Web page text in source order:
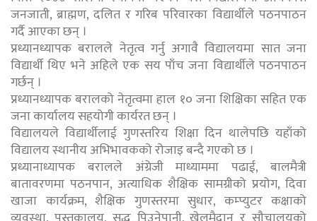
जनजाती, ब्राह्मण, दलित र गरिब परिवारका विद्यार्थीले पठनपाठन
गर्दै आएका छन् ।
प्रध्यानध्यापक बरालले नेतृत्व गर्नु अगावै विद्यालयमा सात जना
विद्यार्थी थिए भने अहिले एक सय पाँच जना विद्यार्थीले पठनपाठन
गर्छन् ।
प्रध्यानध्यापक बरालको नेतृत्वमा हाल १० जना शिक्षिका सहित एक
जना कार्यालय सहयोगी कार्यरत छन् ।
विद्यालयले विद्यार्थीलाई गुणस्तरिय शिक्षा दिन थालेपछि यहाँको
विद्यालय स्थानीय अभिभावकको रोजाइ बन्दै गएको छ ।
प्रध्यानाध्यापक बरालले अंग्रेजी माध्याममा पढाई, बालमैत्री
बातावरणमा पठनपान, अत्याधिक शैक्षिक सामग्रीको प्रयोग, दिवा
खाजा कार्यक्रम, शैक्षिक गुणस्तरमा सुधार, कम्प्युटर कक्षाको